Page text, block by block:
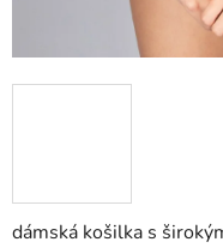
dámská košilka s